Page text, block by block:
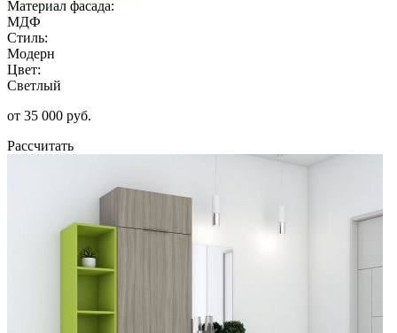
Материал фасада:
МДФ
Стиль:
Модерн
Цвет:
Светлый
от 35 000 руб.
Рассчитать